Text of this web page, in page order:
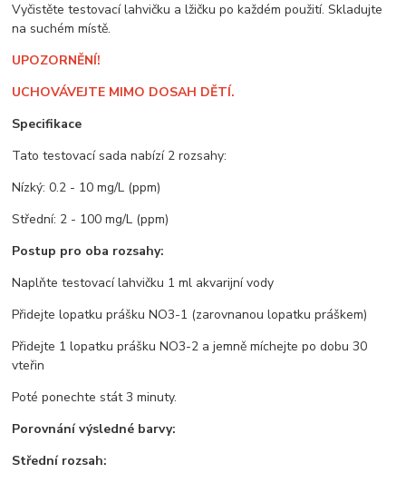
Vyčistěte testovací lahvičku a lžičku po každém použití. Skladujte
na suchém místě.
UPOZORNĚNÍ!
UCHOVÁVEJTE MIMO DOSAH DĚTÍ.
Specifikace
Tato testovací sada nabízí 2 rozsahy:
Nízký: 0.2 - 10 mg/L (ppm)
Střední: 2 - 100 mg/L (ppm)
Postup pro oba rozsahy:
Naplňte testovací lahvičku 1 ml akvarijní vody
Přidejte lopatku prášku NO3-1 (zarovnanou lopatku práškem)
Přidejte 1 lopatku prášku NO3-2 a jemně míchejte po dobu 30
vteřin
Poté ponechte stát 3 minuty.
Porovnání výsledné barvy:
Střední rozsah: